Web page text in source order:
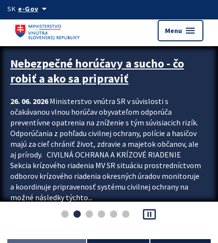
Preskocit na hlavný obsah
SK e-Govarrow_drop_down
Menu menu
Zastavit automatický posun upútavok
Nebezpečné horúčavy a sucho - čo
robiť a ako sa pripraviť
26. 06. 2026Ministerstvo vnútra SR v súvislosti s
očakávanou vlnou horúčav obyvateľom odporúča
preventívne opatrenia na zníženie s tým súvisiacich rizík.
Odporúčania z pohľadu civilnej ochrany, polície a hasičov
majú za cieľ chrániť život, zdravie a majetok občanov, ale
aj prírody. CIVILNÁ OCHRANA A KRÍZOVÉ RIADENIE
Sekcia krízového riadenia MV SR situáciu prostredníctvom
odborov krízového riadenia okresných úradov monitoruje
a koordinuje pripravenosť systému civilnej ochrany na
možné následky týchto...
pause_presentation